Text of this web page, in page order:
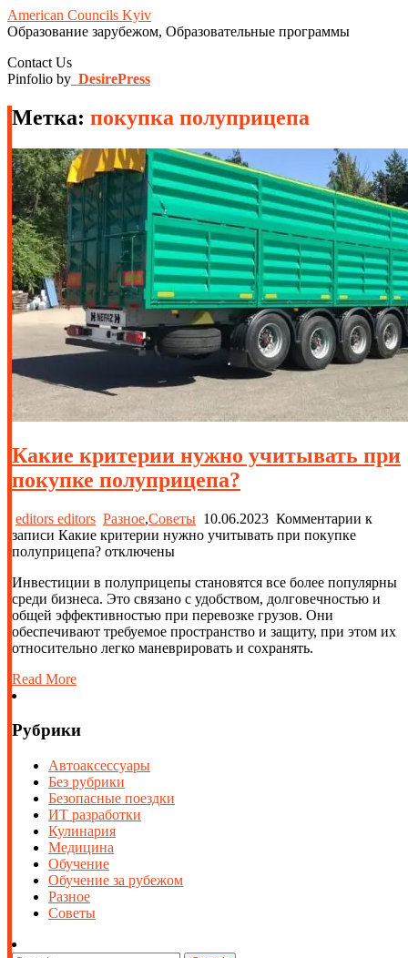
American Councils Kyiv
Образование зарубежом, Образовательные программы
Contact Us
Pinfolio by DesirePress
Метка: покупка полуприцепа
Какие критерии нужно учитывать при
покупке полуприцепа?
editors editors Разное,Советы 10.06.2023 Комментарии к
записи Какие критерии нужно учитывать при покупке
полуприцепа? отключены
Инвестиции в полуприцепы становятся все более популярны
среди бизнеса. Это связано с удобством, долговечностью и
общей эффективностью при перевозке грузов. Они
обеспечивают требуемое пространство и защиту, при этом их
относительно легко маневрировать и сохранять.
Read More
Рубрики
Автоаксессуары
Без рубрики
Безопасные поездки
ИТ разработки
Кулинария
Медицина
Обучение
Обучение за рубежом
Разное
Советы